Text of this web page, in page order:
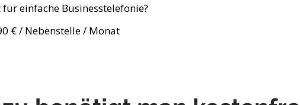
für einfache Businesstelefonie?
€ / Nebenstelle / Monat